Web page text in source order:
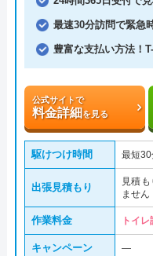
最速30分訪問で緊急
豊富な支払い方法！
公式サイトで
料金詳細を見る
駆けつけ時間 最短30
出張見積もり
見積
ません
作業料金 トイ
キャンペーン ―